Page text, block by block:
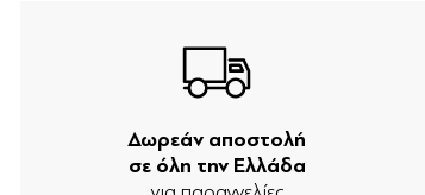
Δωρεάν αποστολή
σε όλη την Ελλάδα